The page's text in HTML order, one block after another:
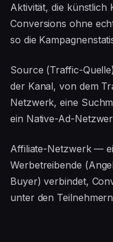
Aktivität, die künstlich
Conversions ohne
so die
Source (Traffic-
der Kanal, von dem
Netzwerk, eine
ein Native-Ad-
Affiliate-Netzwerk —
Werbetreibende
Buyer) verbindet,
unter den